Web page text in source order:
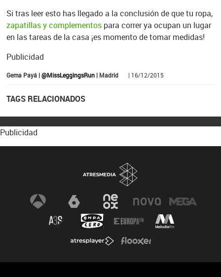
Si tras leer esto has llegado a la conclusión de que tu ropa,
zapatillas y complementospara correr ya ocupan un lugar
en las tareas de la casa ¡es momento de tomar medidas!
Publicidad
Gema Payá |@MissLeggingsRun| Madrid | 16/12/2015
TAGS RELACIONADOS
Publicidad